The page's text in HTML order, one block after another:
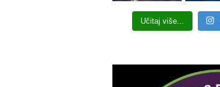
Učitaj više...